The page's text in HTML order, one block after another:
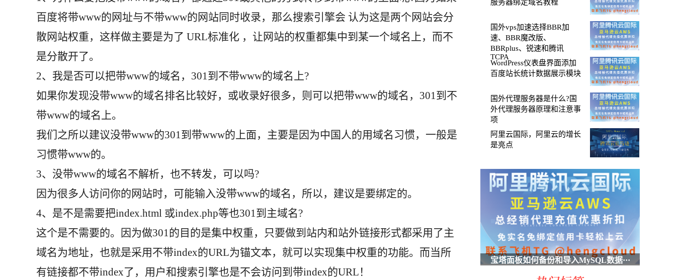
服务器绑定域名教程
国外vps加速选择BBR加
速、BBR魔改版、
BBRplus、锐速和腾讯
TCPA
WordPress仪表盘界面添加
百度站长统计数据展示模块
国外代理服务器是什么?国
外代理服务器原理和注意事
项
阿里云国际，阿里云的增长
是亮点
宝塔面板如何备份和导入MySQL数据···
百度将带www的网址与不带www的网站同时收录，那么搜索引擎会 认为这是两个网站会分
散网站权重，这样做主要是为了 URL标准化 ，让网站的权重都集中到某一个域名上，而不
是分散开了。
2、我是否可以把带www的域名，301到不带www的域名上?
如果你发现没带www的域名排名比较好，或收录好很多，则可以把带www的域名，301到不
带www的域名上。
我们之所以建议没带www的301到带www的上面，主要是因为中国人的用域名习惯，一般是
习惯带www的。
3、没带www的域名不解析，也不转发，可以吗?
因为很多人访问你的网站时，可能输入没带www的域名，所以，建议是要绑定的。
4、是不是需要把index.html 或index.php等也301到主域名?
这个是不需要的。因为做301的目的是集中权重，只要做到站内和站外链接形式都采用了主
域名为地址，也就是采用不带index的URL为锚文本，就可以实现集中权重的功能。而当所
有链接都不带index了，用户和搜索引擎也是不会访问到带index的URL！